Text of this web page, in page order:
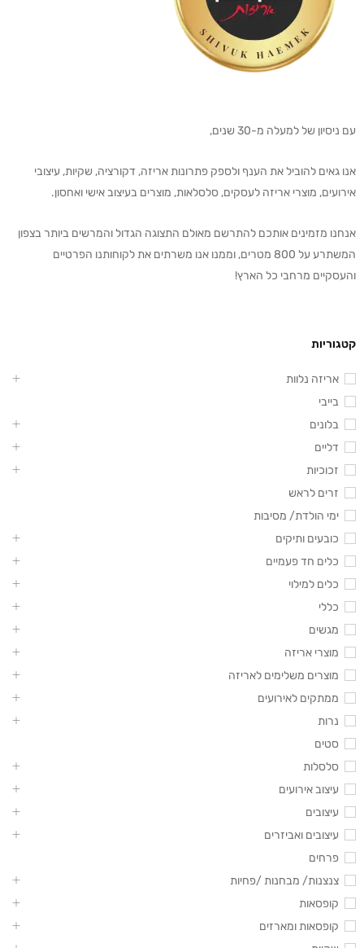
עם ניסיון של למעלה מ-30 שנים,
אנו גאים להוביל את הענף ולספק פתרונות אריזה, דקורציה, שקיות, עיצובי
אירועים, מוצרי אריזה לעסקים, סלסלאות, מוצרים בעיצוב אישי ואחסון.
אנחנו מזמינים אותכם להתרשם מאולם התצוגה הגדול והמרשים ביותר בצפון
המשתרע על 800 מטרים, וממנו אנו משרתים את לקוחותנו הפרטיים
והעסקיים מרחבי כל הארץ!
קטגוריות
אריזה נלוות
בייבי
בלונים
דליים
זכוכיות
זרים לראש
ימי הולדת/ מסיבות
כובעים ותיקים
כלים חד פעמיים
כלים למילוי
כללי
מגשים
מוצרי אריזה
מוצרים משלימים לאריזה
ממתקים לאירועים
נרות
סטים
סלסלות
עיצוב אירועים
עיצובים
עיצובים ואביזרים
פרחים
צנצנות/ מבחנות /פחיות
קופסאות
קופסאות ומארזים